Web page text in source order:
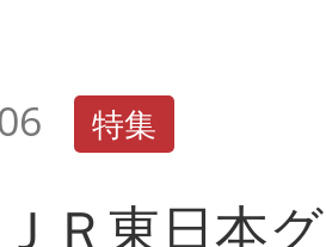
特集
Ｒ東日本